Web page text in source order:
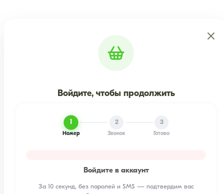
Войдите, чтобы продолжить
1
Номер
2
Звонок
3
Готово
Войдите в аккаунт
За 10 секунд, без паролей и SMS — подтвердим вас